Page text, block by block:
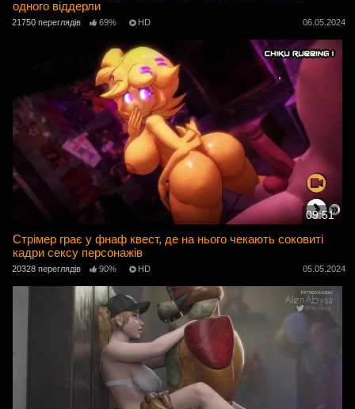
одного віддерли
21750 переглядів 69% HD 06.05.2024
09:51
Стрімер грає у фнаф квест, де на нього чекають соковиті
кадри сексу персонажів
20328 переглядів 90% HD 05.05.2024